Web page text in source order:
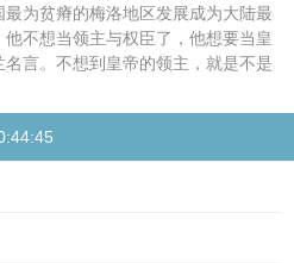
为贫瘠的梅洛地区发展成为大陆最
不想当领主与权臣了，他想要当皇
言。不想到皇帝的领主，就是不是